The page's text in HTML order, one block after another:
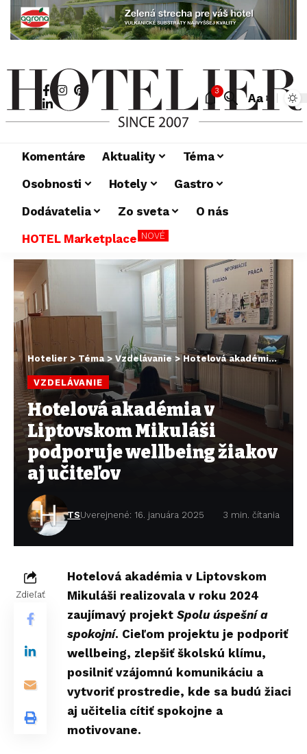
3
Aa
Komentáre Aktuality
Téma
Osobnosti
Hotely
Gastro
Dodávatelia
Zo sveta
O nás
HOTEL Marketplace NOVÉ
Hotelier > Téma > Vzdelávanie>Hotelová akadémia v Liptovskom Mikuláši podporuje wellbeing žiakov aj učiteľov
VZDELÁVANIE
Hotelová akadémia v
Liptovskom Mikuláši
podporuje wellbeing žiakov
aj učiteľov
TSUverejnené: 16. januára 2025 3 min. čítania
Zdieľať
Hotelová akadémia v Liptovskom
Mikuláši realizovala v roku 2024
zaujímavý projekt Spolu úspešní a
spokojní. Cieľom projektu je podporiť
wellbeing, zlepšiť školskú klímu,
posilniť vzájomnú komunikáciu a
vytvoriť prostredie, kde sa budú žiaci
aj učitelia cítiť spokojne a
motivovane.